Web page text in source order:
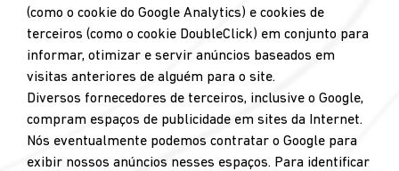
(como o cookie do Google Analytics) e cookies de
terceiros (como o cookie DoubleClick) em conjunto para
informar, otimizar e servir anúncios baseados em
visitas anteriores de alguém para o site.
Diversos fornecedores de terceiros, inclusive o Google,
compram espaços de publicidade em sites da Internet.
Nós eventualmente podemos contratar o Google para
exibir nossos anúncios nesses espaços. Para identificar